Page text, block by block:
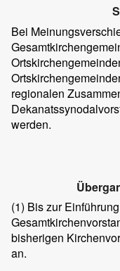
Bei
regionalen
werden.
(1) Bis zur
bisherigen
an.